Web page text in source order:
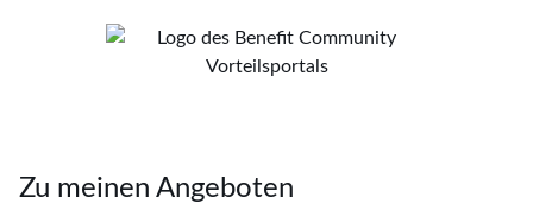
Zu meinen Angeboten